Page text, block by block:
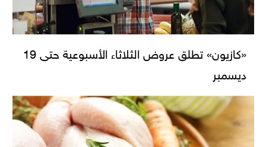
«كازيون» تطلق عروض الثلاثاء الأسبوعية حتى 19
ديسمبر